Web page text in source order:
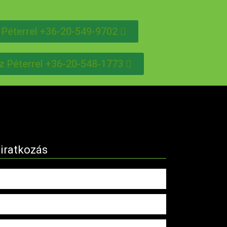
+36-20-549-9702
Péterrel +36-20-548-1773